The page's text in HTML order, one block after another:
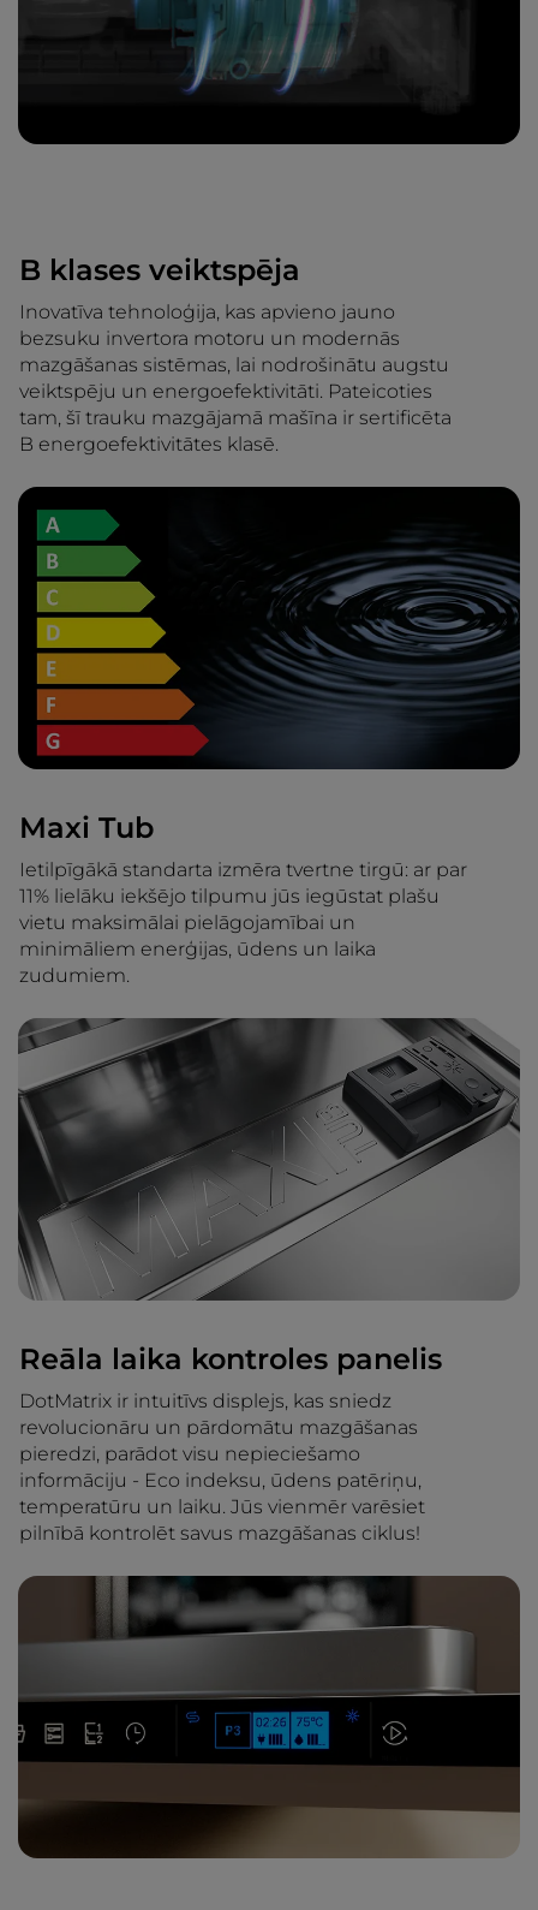
B klases veiktspēja
Inovatīva tehnoloģija, kas apvieno jauno
bezsuku invertora motoru un modernās
mazgāšanas sistēmas, lai nodrošinātu augstu
veiktspēju un energoefektivitāti. Pateicoties
tam, šī trauku mazgājamā mašīna ir sertificēta
B energoefektivitātes klasē.
Maxi Tub
Ietilpīgākā standarta izmēra tvertne tirgū: ar par
11% lielāku iekšējo tilpumu jūs iegūstat plašu
vietu maksimālai pielāgojamībai un
minimāliem enerģijas, ūdens un laika
zudumiem.
Reāla laika kontroles panelis
DotMatrix ir intuitīvs displejs, kas sniedz
revolucionāru un pārdomātu mazgāšanas
pieredzi, parādot visu nepieciešamo
informāciju - Eco indeksu, ūdens patēriņu,
temperatūru un laiku. Jūs vienmēr varēsiet
pilnībā kontrolēt savus mazgāšanas ciklus!